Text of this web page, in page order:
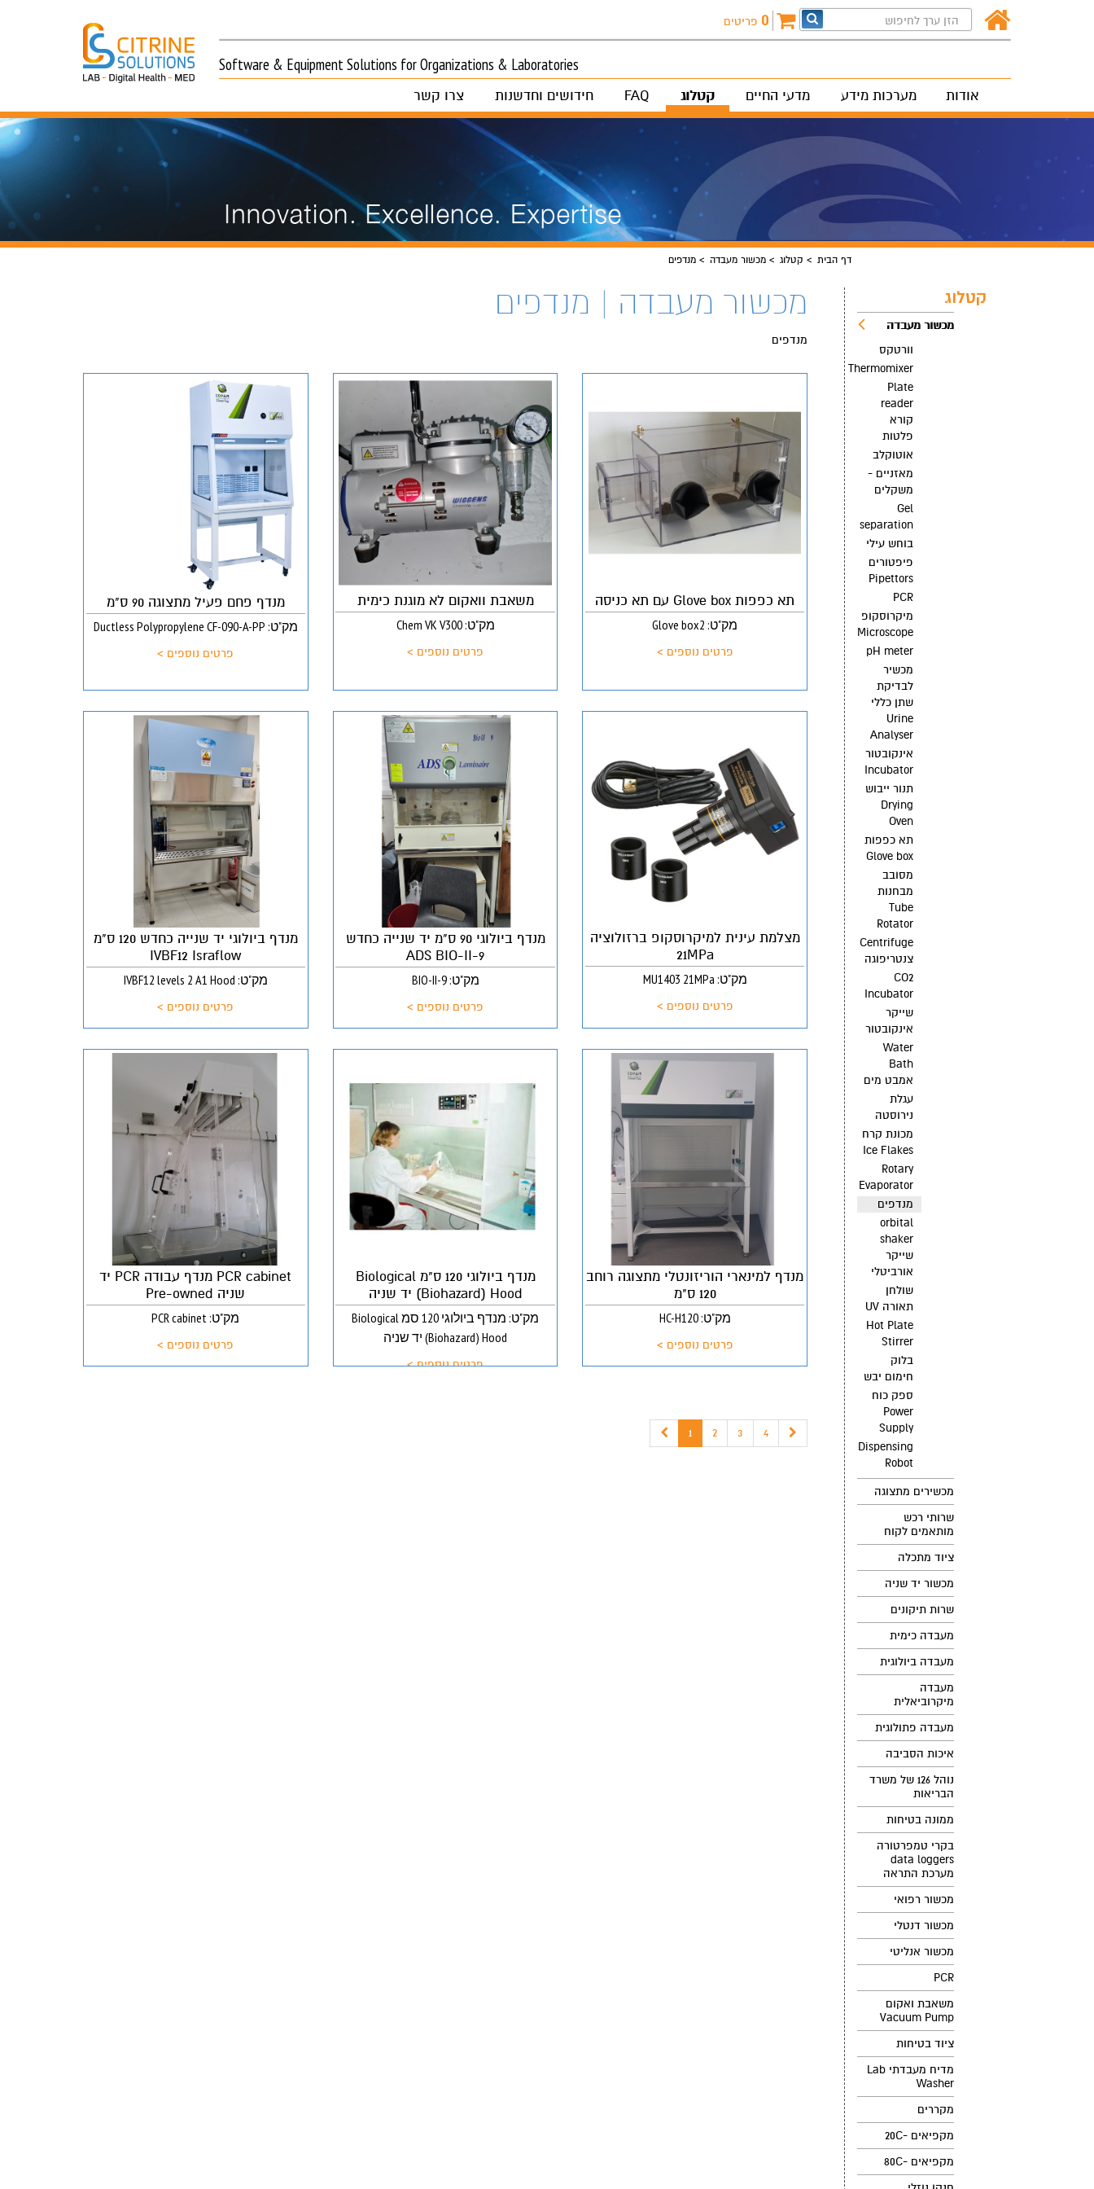
0 פריטים
Software & Equipment Solutions for Organizations & Laboratories
אודות מערכות מידע מדעי החיים קטלוג FAQ חידושים וחדשנות צרו קשר
דף הבית קטלוג מכשור מעבדה מנדפים
קטלוג
מכשור מעבדה
וורטקס
Thermomixer
Plate
reader
קורא
פלטות
אוטוקלב
מאזניים -
משקלים
Gel
separation
בוחש עילי
פיפטורים
Pipettors
PCR
מיקרוסקופ
Microscope
pH meter
מכשיר
לבדיקת
שתן כללי
Urine
Analyser
אינקובטור
Incubator
תנור ייבוש
Drying
Oven
תא כפפות
Glove box
מסובב
מבחנות
Tube
Rotator
Centrifuge
צנטריפוגה
CO2
Incubator
שייקר
אינקובטור
Water
Bath
אמבט מים
עגלת
נירוסטה
מכונת קרח
Ice Flakes
Rotary
Evaporator
מנדפים
orbital
shaker
שייקר
אורביטלי
שולחן
תאורה UV
Hot Plate
Stirrer
בלוק
חימום יבש
ספק כוח
Power
Supply
Dispensing
Robot
מכשירים מתצוגה
שרותי רכש
מותאמים לקוח
ציוד מתכלה
מכשור יד שניה
שרות תיקונים
מעבדה כימית
מעבדה ביולוגית
מעבדה
מיקרוביאלית
מעבדה פתולוגית
איכות הסביבה
נוהל 126 של משרד
הבריאות
ממונה בטיחות
בקרי טמפרטורה
data loggers
מערכת התראה
מכשור רפואי
מכשור דנטלי
מכשור אנליטי
PCR
משאבת ואקום
Vacuum Pump
ציוד בטיחות
מדיח מעבדתי Lab
Washer
מקררים
מקפיאים -20C
מקפיאים -80C
מכשור מעבדה | מנדפים
מנדפים
תא כפפות Glove box עם תא כניסה
מק"ט: Glove box2
פרטים נוספים >
משאבת וואקום לא מוגנת כימית
מק"ט: Chem VK V300
פרטים נוספים >
מנדף פחם פעיל מתצוגה 90 ס"מ
מק"ט: Ductless Polypropylene CF-090-A-PP
פרטים נוספים >
מצלמת עינית למיקרוסקופ ברזולוציה
21MPa
מק"ט: MU1403 21MPa
פרטים נוספים >
מנדף ביולוגי 90 ס"מ יד שנייה כחדש
ADS BIO-II-9
מק"ט: BIO-II-9
פרטים נוספים >
מנדף ביולוגי יד שנייה כחדש 120 ס"מ
IVBF12 Israflow
מק"ט: IVBF12 levels 2 A1 Hood
פרטים נוספים >
מנדף למינארי הוריזונטלי מתצוגה רוחב
120 ס"מ
מק"ט: HC-H120
פרטים נוספים >
מנדף ביולוגי 120 ס"מ Biological
(Biohazard) Hood יד שניה
מק"ט: מנדף ביולוגי 120 סמ Biological
(Biohazard) Hood יד שניה
פרטים נוספים >
PCR cabinet מנדף עבודה PCR יד
שניה Pre-owned
מק"ט: PCR cabinet
פרטים נוספים >
1 2 3 4